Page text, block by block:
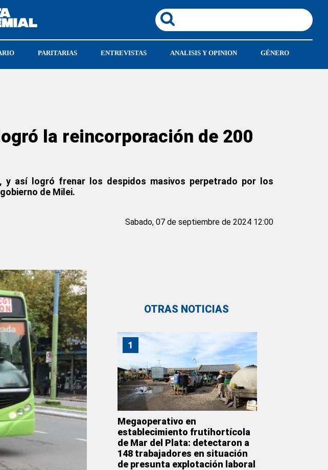
PARITARIAS ENTREVISTAS ANALISIS Y OPINION GÉNERO
la reincorporación de 200
así logró frenar los despidos masivos perpetrado por los
de Milei.
Sabado, 07 de septiembre de 2024 12:00
OTRAS NOTICIAS
1
Megaoperativo en
establecimiento frutihortícola
de Mar del Plata: detectaron a
148 trabajadores en situación
de presunta explotación laboral